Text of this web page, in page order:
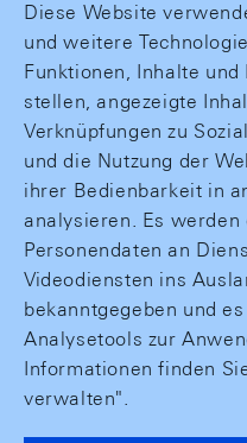
Diese Website
und weitere
Funktionen, Inhalte und
stellen, angezeigte
Verknüpfungen zu
und die Nutzung der
ihrer Bedienbarkeit in
analysieren. Es werden
Personendaten an
Videodiensten ins
bekanntgegeben und
Analysetools zur
Informationen finden
verwalten".